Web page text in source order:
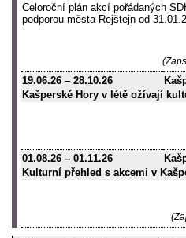
Celoroční plán akcí pořádaných
podporou města Rejštejn od
19.06.26 – 28.10.26
Kašperské Hory v létě ožívají
01.08.26 – 01.11.26
Kulturní přehled s akcemi v